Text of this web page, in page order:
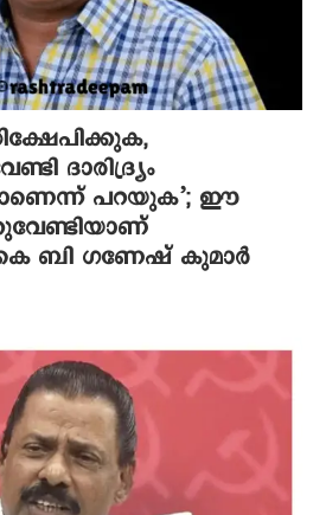
ദാരിദ്ര്യം
പറയുക’; ഈ
കെ ബി ഗണേഷ് കുമാർ